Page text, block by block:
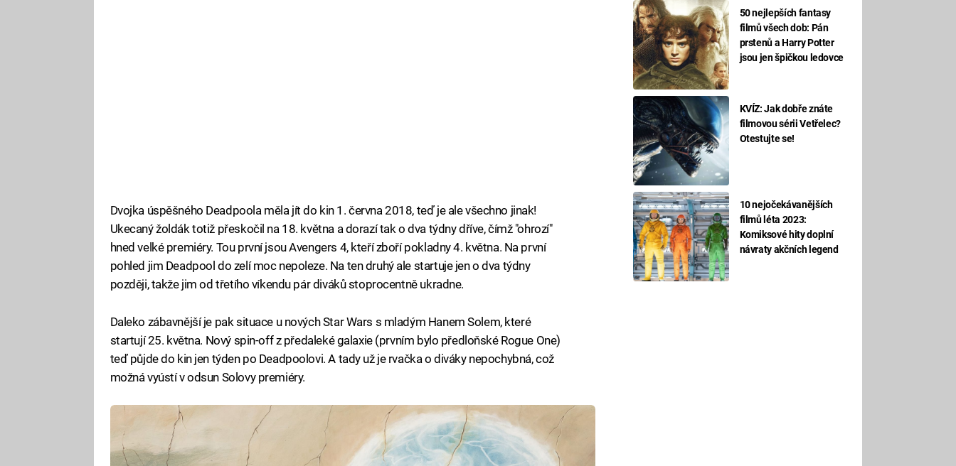
50 nejlepších fantasy
filmů všech dob: Pán
prstenů a Harry Potter
jsou jen špičkou ledovce
KVÍZ: Jak dobře znáte
filmovou sérii Vetřelec?
Otestujte se!
10 nejočekávanějších
filmů léta 2023:
Komiksové hity doplní
návraty akčních legend
Dvojka úspěšného Deadpoola měla jít do kin 1. června 2018, teď je ale všechno jinak!
Ukecaný žoldák totiž přeskočil na 18. května a dorazí tak o dva týdny dříve, čímž "ohrozí"
hned velké premiéry. Tou první jsou Avengers 4, kteří zboří pokladny 4. května. Na první
pohled jim Deadpool do zelí moc nepoleze. Na ten druhý ale startuje jen o dva týdny
později, takže jim od třetího víkendu pár diváků stoprocentně ukradne.
Daleko zábavnější je pak situace u nových Star Wars s mladým Hanem Solem, které
startují 25. května. Nový spin-off z předaleké galaxie (prvním bylo předloňské Rogue One)
teď půjde do kin jen týden po Deadpoolovi. A tady už je rvačka o diváky nepochybná, což
možná vyústí v odsun Solovy premiéry.